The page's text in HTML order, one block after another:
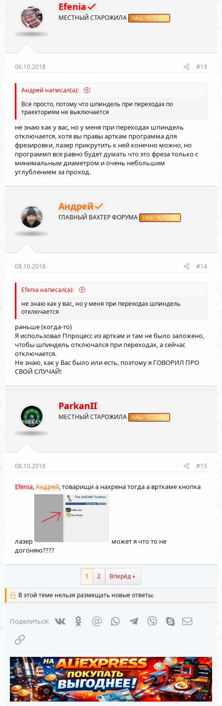
Efenia
МЕСТНЫЙ СТАРОЖИЛА НАШ ЧЕЛОВЕК
06.10.2018 #13
Андрей написал(а):
Все просто, потому что шпиндель при переходах по
траекториям не выключается
не знаю как у вас, но у меня при переходах шпиндель
отключается, хотя вы правы арткам программа для
фрезировки, лазер прикрутить к ней конечно можно, но
программп все равно будет думать что это фреза только с
минимальным диаметром и очень небольшим
углублением за проход.
Андрей
ГЛАВНЫЙ ВАХТЕР ФОРУМА НАШ ЧЕЛОВЕК
08.10.2018 #14
Efenia написал(а):
не знаю как у вас, но у меня при переходах шпиндель
отключается
раньше (когда-то)
Я использовал Ппроцесс из арткам и там не было заложено,
чтобы шпиндель отключался при переходах, а сейчас
отключается.
Не знаю, как у Вас было или есть, поэтому я ГОВОРИЛ ПРО
СВОЙ СЛУЧАЙ!
ParkanII
МЕСТНЫЙ СТАРОЖИЛА НАШ ЧЕЛОВЕК
08.10.2018 #15
Efenia Андрей , товарищи а нахрена тогда а врткаме кнопка
лазер
может я что то не
догоняю????
1 2 Вперёд
В этой теме нельзя размещать новые ответы.
Поделиться: VkontakteOdnoklassniki
Mail.ru WhatsAppTelegramViber Skype